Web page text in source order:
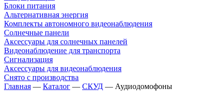
Блоки питания
Альтернативная энергия
Комплекты автономного видеонаблюдения
Солнечные панели
Аксессуары для солнечных панелей
Видеонаблюдение для транспорта
Сигнализация
Аксессуары для видеонаблюдения
Снято с производства
Главная — Каталог — СКУД — Аудиодомофоны